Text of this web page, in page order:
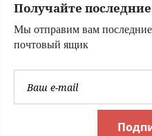
Получайте
Мы отправим вам
почтовый ящик